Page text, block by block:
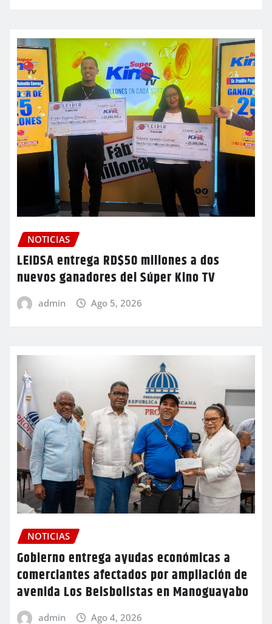
NOTICIAS
LEIDSA entrega RD$50 millones a dos
nuevos ganadores del Súper Kino TV
admin Ago 5, 2026
NOTICIAS
Gobierno entrega ayudas económicas a
comerciantes afectados por ampliación de
avenida Los Beisbolistas en Manoguayabo
admin Ago 4, 2026